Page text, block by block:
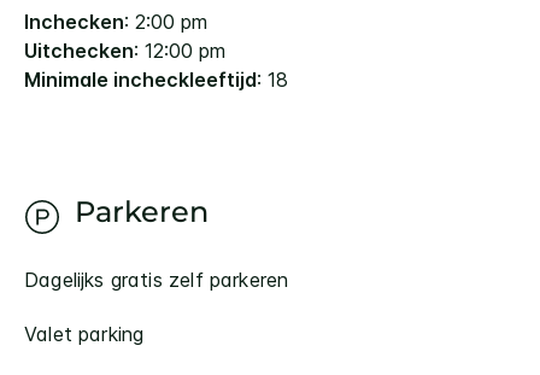
Inchecken: 2:00 pm
Uitchecken: 12:00 pm
Minimale incheckleeftijd: 18
Parkeren
Dagelijks gratis zelf parkeren
Valet parking